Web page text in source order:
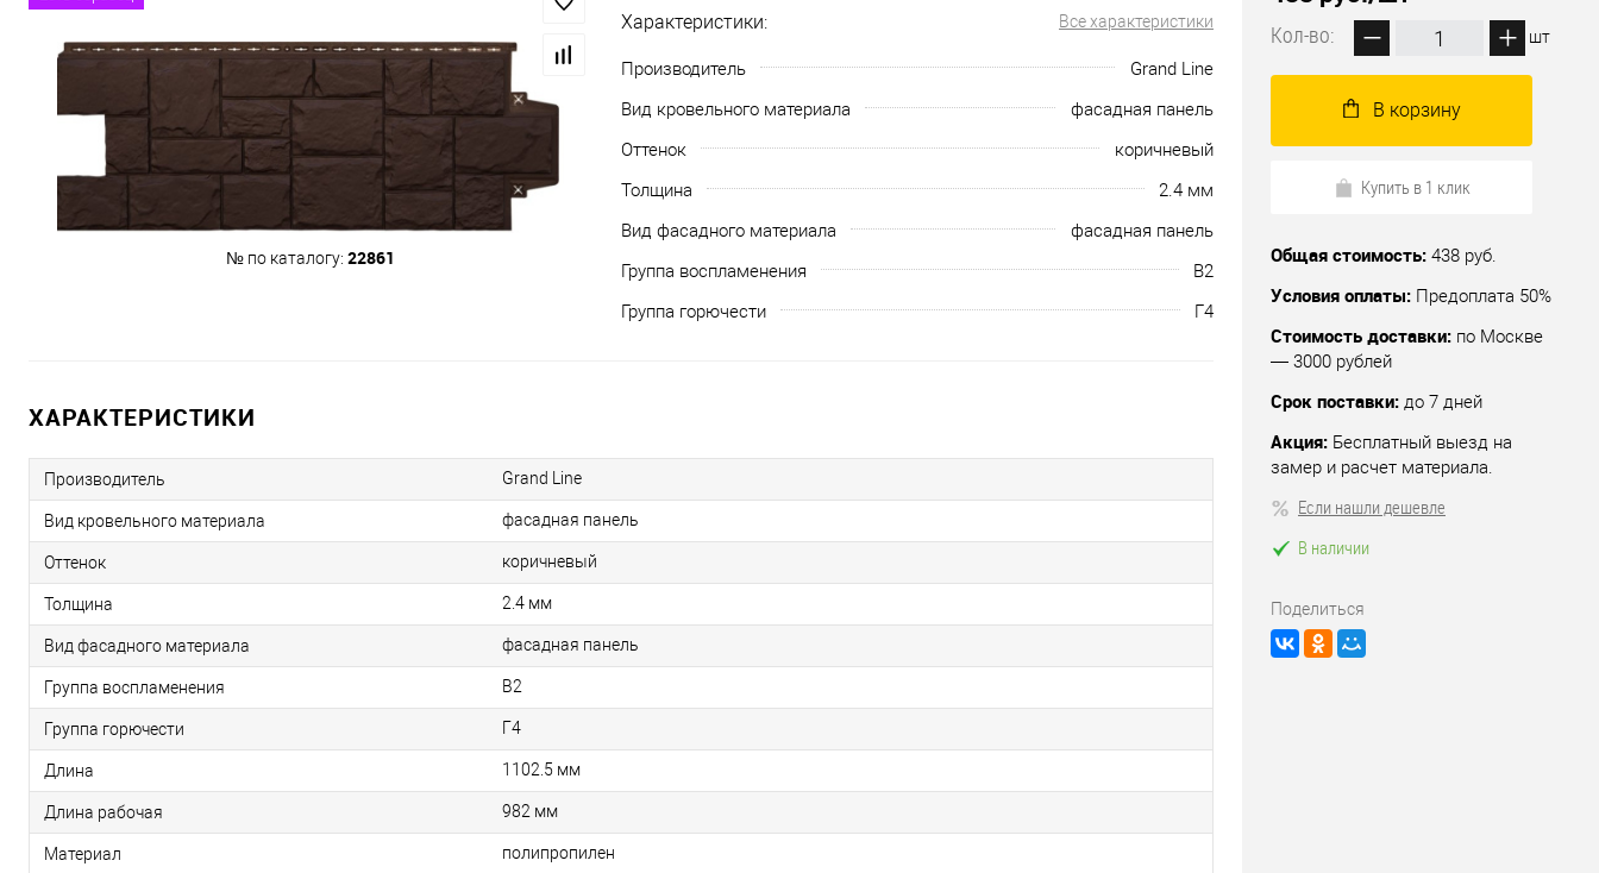
№ по каталогу: 22861
Характеристики: Все характеристики
Производитель
Grand Line
Вид кровельного материала
фасадная панель
Оттенок
коричневый
Толщина
2.4 мм
Вид фасадного материала
фасадная панель
Группа воспламенения
В2
Группа горючести
Г4
ХАРАКТЕРИСТИКИ
Производитель Grand Line
Вид кровельного материала фасадная панель
Оттенок коричневый
Толщина 2.4 мм
Вид фасадного материала фасадная панель
Группа воспламенения В2
Группа горючести Г4
Длина 1102.5 мм
Длина рабочая 982 мм
Материал полипропилен
Кол-во: шт
В корзину
Купить в 1 клик
Общая стоимость: 438 руб.
Условия оплаты: Предоплата 50%
Стоимость доставки: по Москве
— 3000 рублей
Срок поставки: до 7 дней
Акция: Бесплатный выезд на
замер и расчет материала.
Если нашли дешевле
В наличии
Поделиться